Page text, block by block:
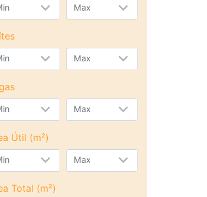
Max
Max
Max
Útil (m²)
Max
Total (m²)